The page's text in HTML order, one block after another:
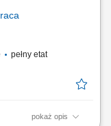
pełny etat
pokaż opis